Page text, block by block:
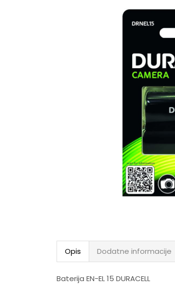
Opis Dodatne informacije
Baterija EN-EL 15 DURACELL